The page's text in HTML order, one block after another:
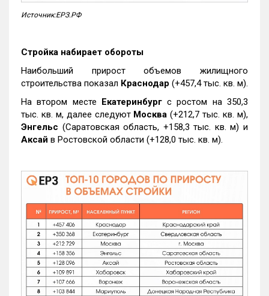
Источник:ЕРЗ.РФ
Стройка набирает обороты
Наибольший прирост объемов жилищного
строительства показал Краснодар (+457,4 тыс. кв. м).
На втором месте Екатеринбургс ростом на 350,3
тыс. кв. м, далее следуют Москва (+212,7 тыс. кв. м),
Энгельс (Саратовская область, +158,3 тыс. кв. м) и
Аксай в Ростовской области (+128,0 тыс. кв. м).